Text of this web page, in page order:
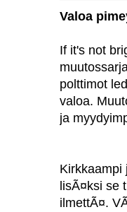
Valoa
If it's not
polttimot
valoa.
ja
Kirkkaampi
lisÃ¤ksi se
ilmettÃ¤.